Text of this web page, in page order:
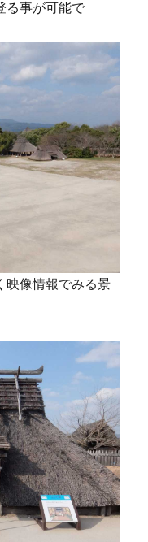
る事が可能で
映像情報でみる景